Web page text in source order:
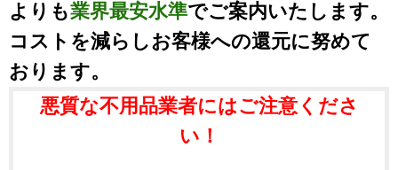
よりも業界最安水準でご案内いたします。
コストを減らしお客様への還元に努めて
おります。
悪質な不用品業者にはご注意くださ
い！